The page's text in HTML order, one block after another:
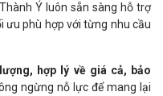
Ý luôn sẵn sàng hỗ trợ
ưu phù hợp với từng nhu cầu
hợp lý về giá cả, bảo
ngừng nỗ lực để mang lại